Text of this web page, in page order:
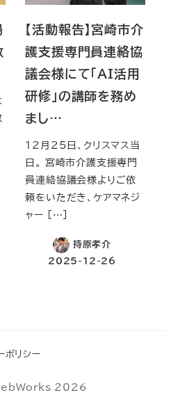
【活動報告】宮崎市介
護支援専門員連絡協
議会様にて「AI活用
研修」の講師を務め
まし…
12月25日、クリスマス当
日。 宮崎市介護支援専門
員連絡協議会様よりご依
頼をいただき、ケアマネジ
ャー […]
持原孝介
2025-12-26
ポリシー
2026